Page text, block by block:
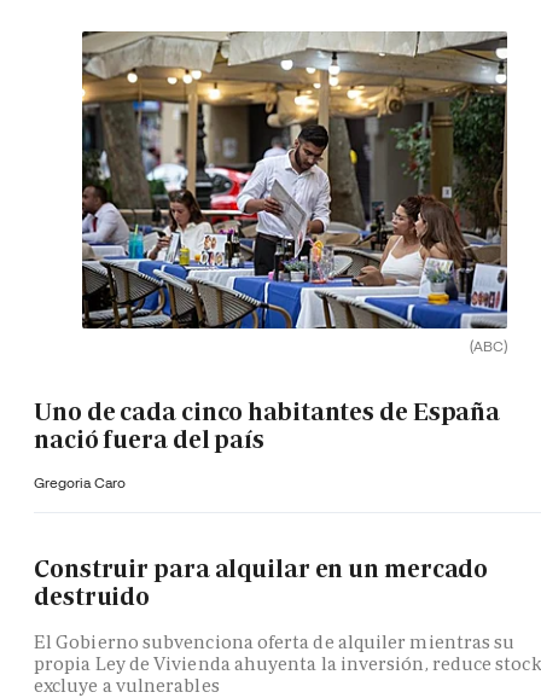
(ABC)
Uno de cada cinco habitantes de España
nació fuera del país
Gregoria Caro
Construir para alquilar en un mercado
destruido
El Gobierno subvenciona oferta de alquiler mientras su
propia Ley de Vivienda ahuyenta la inversión, reduce
excluye a vulnerables